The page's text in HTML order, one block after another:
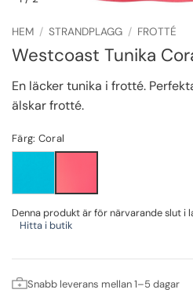
HEM / STRANDPLAGG / FROTTÉ
Westcoast Tunika
En läcker tunika i frotté.
älskar frotté.
Färg: Coral
Denna produkt är för närvarande slut i
Hitta i butik
Snabb leverans mellan 1–5 dagar